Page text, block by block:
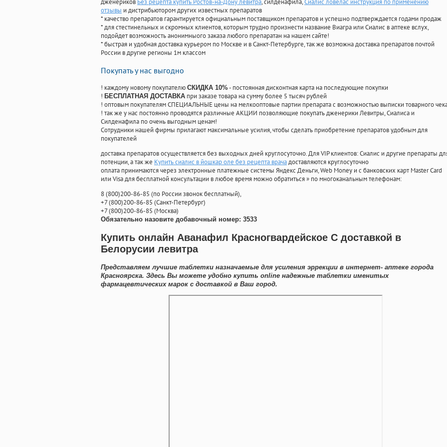
дженериков Без рецепта купить Ростов-на-Дону левитра, силденафила,Сиалис ловелас инструкция по применению
отзывы и дистрибьютором других известных препаратов
* качество препаратов гарантируется официальным поставщиком препаратов и успешно подтверждается годами продаж
* для стестинельных и скромных клиентов, которым трудно произнести название Виагра или Сиалис в аптеке вслух,
подойдет возможность анонимныого заказа любого препаратан на нашем сайте!
* быстрая и удобная доставка курьером по Москве и в Санкт-Петербурге, так же возможна доставка препаратов почтой
России в другие регионы 1м классом
Покупать у нас выгодно
! каждому новому покупателю СКИДКА 10%- постоянная дисконтная карта на последующие покупки
! БЕСПЛАТНАЯ ДОСТАВКА при заказе товара на сумму более 5 тысяч рублей
! оптовым покупателям СПЕЦИАЛЬНЫЕ цены на мелкооптовые партии препарата с возможностью выписки товарного
! так же у нас постоянно проводятся различные АКЦИИ позволяющие покупать дженерики Левитры, Сиалиса и
Силденафила по очень выгодным ценам!
Cотрудники нашей фирмы прилагают максимальные усилия, чтобы сделать приобретение препаратов удобным для
покупателей
доставка препаратов осуществляется без выходных дней круглосуточно. Для VIP клиентов: Сиалис и другие препараты
потенции, а так же Купить сиалис в йошкар оле без рецепта врачадоставляются круглосуточно
оплата принимаются через электронные платежные системы Яндекс Деньги, Web Money и с банковских карт Master Card
или Visa для бесплатной консультации в любое время можно обратиться» по многоканальным телефонам:
8(800)200-86-85 (по России звонок бесплатный),
+7(800)200-86-85 (Санкт-Петербург)
+7(800)200-86-85 (Москва)
Обязательно назовите добавочный номер: 3533
Купить онлайн Аванафил Красногвардейское С доставкой в
Белорусии левитра
Представляем лучшие таблетки назначаемые для усиления эррекции в интернет- аптеке города
Красноярска. Здесь Вы можете удобно купить online надежные таблетки именитых
фармацевтических марок с доставкой в Ваш город.